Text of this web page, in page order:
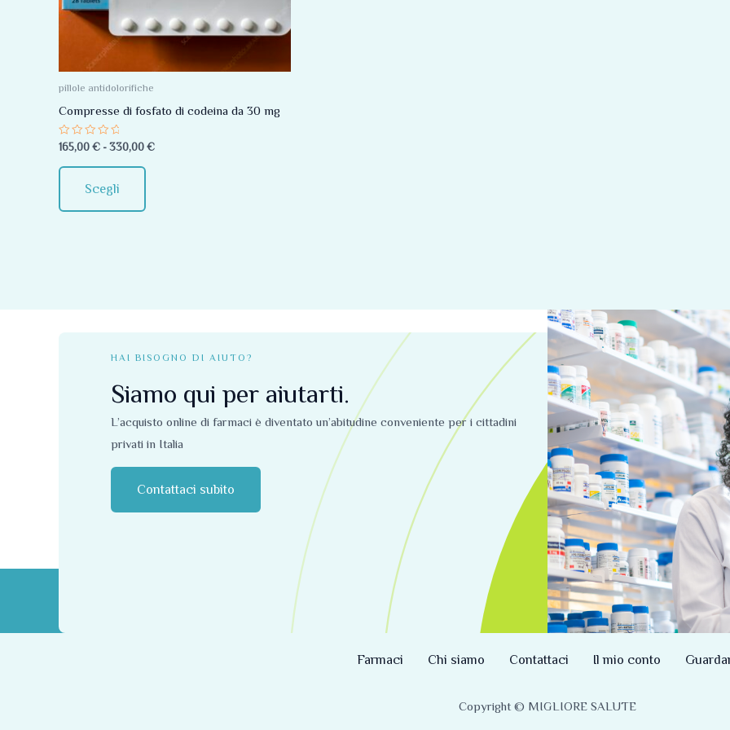
pillole antidolorifiche
Compresse di fosfato di codeina da 30 mg
Valutato
0
su
5
165,00 € - 330,00 €
Scegli
Le
opzioni
possono
essere
scelte
pagina
del
HAI BISOGNO DI AIUTO?
Siamo qui per aiutarti.
L’acquisto online di farmaci è diventato un’abitudine conveniente per i cittadini
privati ​​in Italia
Contattaci subito
Farmaci Chi siamo Contattaci Il mio conto
Copyright © MIGLIORE SALUTE